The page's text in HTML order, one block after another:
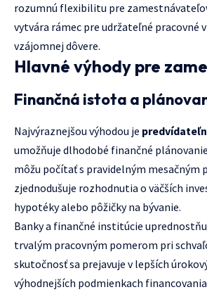
rozumnú flexibilitu pre
vytvára rámec pre udržateľné pracovné
vzájomnej dôvere.
Hlavné výhody pre
Finančná istota a
Najvýraznejšou výhodou je
umožňuje dlhodobé finančné
môžu počítať s pravidelným mesačným
zjednodušuje rozhodnutia o väčších
hypotéky alebo pôžičky na bývanie.
Banky a finančné institúcie
trvalým pracovným pomerom pri
skutočnosť sa prejavuje v lepších
výhodnejších podmienkach